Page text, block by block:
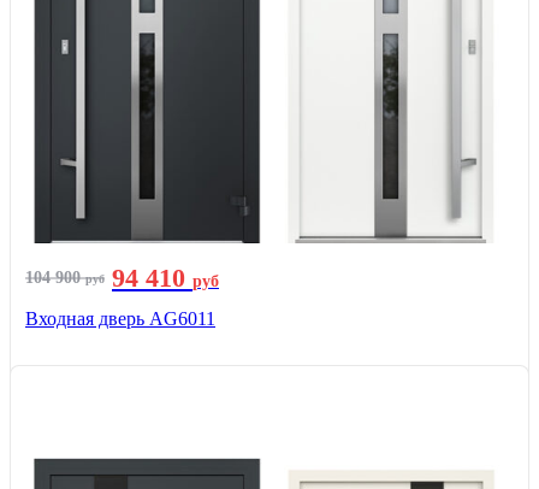
104 900руб 94 410 руб
Входная дверь AG6011